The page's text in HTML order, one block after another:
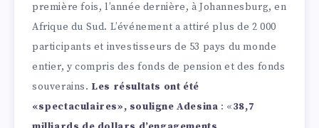
première fois, l’année dernière, à Johannesburg, en
Afrique du Sud. L’événement a attiré plus de 2 000
participants et investisseurs de 53 pays du monde
entier, y compris des fonds de pension et des fonds
souverains. Les résultats ont été
«spectaculaires», souligne Adesina : «38,7